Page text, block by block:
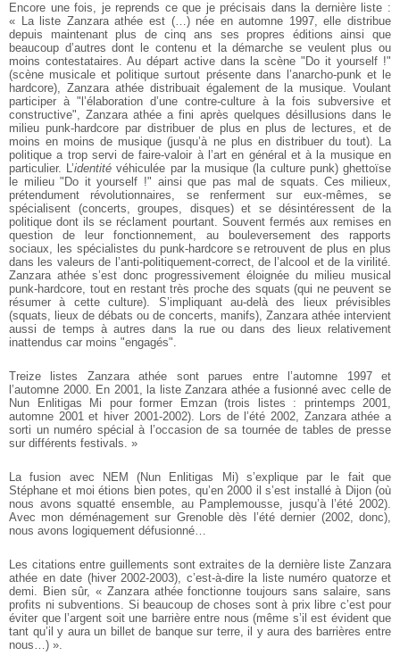
Encore une fois, je reprends ce que je précisais dans la dernière liste :
« La liste Zanzara athée est (…) née en automne 1997, elle distribue
depuis maintenant plus de cinq ans ses propres éditions ainsi que
beaucoup d’autres dont le contenu et la démarche se veulent plus ou
moins contestataires. Au départ active dans la scène "Do it yourself !"
(scène musicale et politique surtout présente dans l’anarcho-punk et le
hardcore), Zanzara athée distribuait également de la musique. Voulant
participer à "l’élaboration d’une contre-culture à la fois subversive et
constructive", Zanzara athée a fini après quelques désillusions dans le
milieu punk-hardcore par distribuer de plus en plus de lectures, et de
moins en moins de musique (jusqu’à ne plus en distribuer du tout). La
politique a trop servi de faire-valoir à l’art en général et à la musique en
particulier. L’identité véhiculée par la musique (la culture punk) ghettoïse
le milieu "Do it yourself !" ainsi que pas mal de squats. Ces milieux,
prétendument révolutionnaires, se renferment sur eux-mêmes, se
spécialisent (concerts, groupes, disques) et se désintéressent de la
politique dont ils se réclament pourtant. Souvent fermés aux remises en
question de leur fonctionnement, au bouleversement des rapports
sociaux, les spécialistes du punk-hardcore se retrouvent de plus en plus
dans les valeurs de l’anti-politiquement-correct, de l’alcool et de la virilité.
Zanzara athée s’est donc progressivement éloignée du milieu musical
punk-hardcore, tout en restant très proche des squats (qui ne peuvent se
résumer à cette culture). S’impliquant au-delà des lieux prévisibles
(squats, lieux de débats ou de concerts, manifs), Zanzara athée intervient
aussi de temps à autres dans la rue ou dans des lieux relativement
inattendus car moins "engagés".
Treize listes Zanzara athée sont parues entre l’automne 1997 et
l’automne 2000. En 2001, la liste Zanzara athée a fusionné avec celle de
Nun Enlitigas Mi pour former Emzan (trois listes : printemps 2001,
automne 2001 et hiver 2001-2002). Lors de l’été 2002, Zanzara athée a
sorti un numéro spécial à l’occasion de sa tournée de tables de presse
sur différents festivals. »
La fusion avec NEM (Nun Enlitigas Mi) s’explique par le fait que
Stéphane et moi étions bien potes, qu’en 2000 il s’est installé à Dijon (où
nous avons squatté ensemble, au Pamplemousse, jusqu’à l’été 2002).
Avec mon déménagement sur Grenoble dès l’été dernier (2002, donc),
nous avons logiquement défusionné…
Les citations entre guillements sont extraites de la dernière liste Zanzara
athée en date (hiver 2002-2003), c’est-à-dire la liste numéro quatorze et
demi. Bien sûr, « Zanzara athée fonctionne toujours sans salaire, sans
profits ni subventions. Si beaucoup de choses sont à prix libre c’est pour
éviter que l’argent soit une barrière entre nous (même s’il est évident que
tant qu’il y aura un billet de banque sur terre, il y aura des barrières entre
nous…) ».